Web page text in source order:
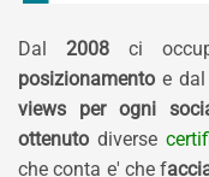
Dal 2008 ci
posizionamento e dal
views per ogni
ottenuto diverse
che conta e' che f